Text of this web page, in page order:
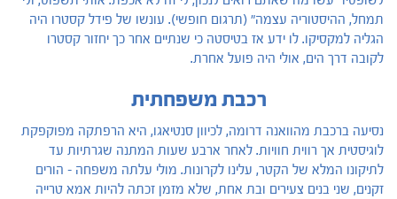
תמחל, ההיסטוריה עצמה" (תרגום חופשי). עונשו של פידל קסטרו היה
הגליה למקסיקו. לו ידע אז בטיסטה כי שנתיים אחר כך יחזור קסטרו
לקובה דרך הים, אולי היה פועל אחרת.
רכבת משפחתית
נסיעה ברכבת מהוואנה דרומה, לכיוון סנטיאגו, היא הרפתקה מפוקפקת
לוגיסטית אך רווית חוויות. לאחר ארבע שעות המתנה שגרתיות עד
לתיקונו המלא של הקטר, עלינו לקרונות. מולי עלתה משפחה - הורים
זקנים, שני בנים צעירים ובת אחת, שלא מזמן זכתה להיות אמא טרייה